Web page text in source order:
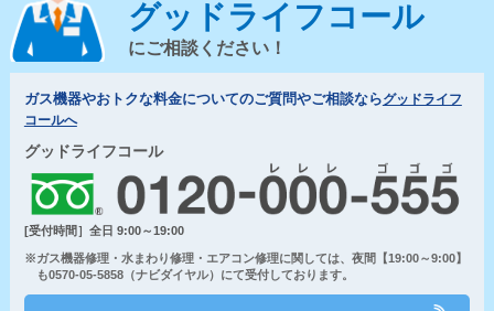
グッドライフコール
にご相談ください！
ガス機器やおトクな料金についてのご質問やご相談ならグッドライフ
コールへ
グッドライフコール
[受付時間］全日 9:00～19:00
※ガス機器修理・水まわり修理・エアコン修理に関しては、夜間【19:00～9:00】
も0570-05-5858（ナビダイヤル）にて受付しております。